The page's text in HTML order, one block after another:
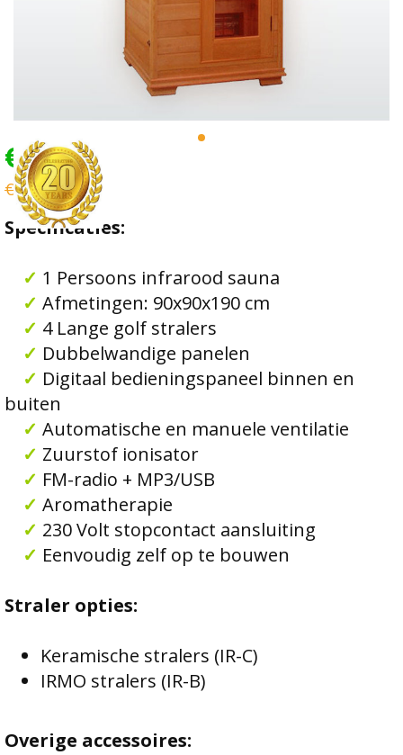
€799,00
€1.199,00
Specificaties:
✓ 1 Persoons infrarood sauna
✓ Afmetingen: 90x90x190 cm
✓ 4 Lange golf stralers
✓ Dubbelwandige panelen
✓ Digitaal bedieningspaneel binnen en
buiten
✓ Automatische en manuele ventilatie
✓ Zuurstof ionisator
✓ FM-radio + MP3/USB
✓ Aromatherapie
✓ 230 Volt stopcontact aansluiting
✓ Eenvoudig zelf op te bouwen
Straler opties:
Keramische stralers (IR-C)
IRMO stralers (IR-B)
Overige accessoires: